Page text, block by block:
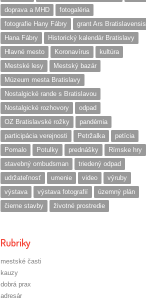
doprava a MHD
fotogaléria
fotografie Hany Fábry
grant Ars Bratislavensis
Hana Fábry
Historický kalendár Bratislavy
Hlavné mesto
Koronavírus
kultúra
Mestské lesy
Mestský bazár
Múzeum mesta Bratislavy
Nostalgické rande s Bratislavou
Nostalgické rozhovory
odpad
OZ Bratislavské rožky
pandémia
participácia verejnosti
Petržalka
petícia
Pomalo
Potulky prednášky
Rímske hry
stavebný ombudsman
triedený odpad
udržateľnosť
umenie video
výruby
výstava
výstava fotografií
územný plán
čierne stavby
životné prostredie
Rubriky
mestské časti
kauzy
dobrá prax
adresár